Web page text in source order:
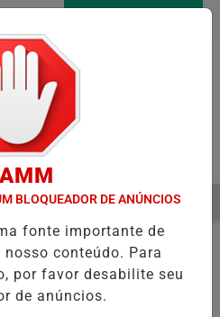
EQUILIBRAR CONTAS PÚBLICAS
MENU
BLOQUEADOR DE ANÚNCIOS
fonte importante de
conteúdo. Para
por favor desabilite seu
de anúncios.